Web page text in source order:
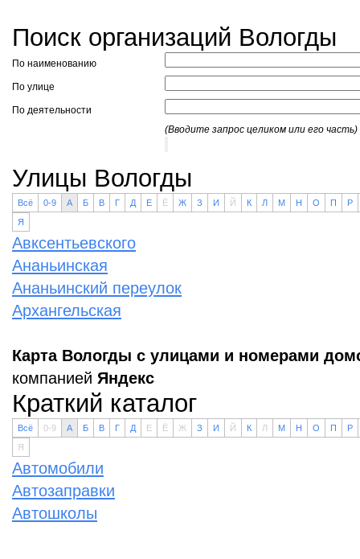
Поиск организаций Вологды
По наименованию
По улице
По деятельности
(Вводите запрос целиком или его часть)
Улицы Вологды
Всё 0-9 А Б В Г Д Е Ё Ж З И Й К Л М Н О П
Р
Я
Авксентьевского
Ананьинская
Ананьинский переулок
Архангельская
Карта Вологды с улицами и номерами
компанией Яндекс
Краткий каталог
Всё 0-9 А Б В Г Д Е Ё Ж З И Й К Л М Н О П
Р
Я
Автомобили
Автозаправки
Автошколы